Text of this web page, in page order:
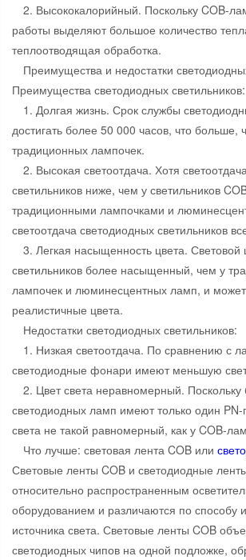
2. Высококалорийный. Поскольку COB-
работы выделяют большое количество
теплоотводящая обработка.
Преимущества и недостатки
Преимущества светодиодных светильников:
1. Долгая жизнь. Срок службы
достигать более 50 000 часов, что больше,
традиционных лампочек.
2. Высокая светоотдача. Хотя
светильников ниже, чем у светильников
традиционными лампочками и
светоотдача светодиодных светильников
3. Легкая насыщенность цвета. Световой
светильников более насыщенный, чем у
лампочек и люминесцентных ламп, и
реалистичные цвета.
Недостатки светодиодных светильников:
1. Низкая светоотдача. По сравнению с
светодиодные фонари имеют меньшую
2. Цвет света неравномерный. Поскольку
светодиодных ламп имеют только один PN-
света не такой равномерный, как у COB-
Что лучше: световая лента COB или
Световые ленты COB и светодиодные
относительно распространенным
оборудованием и различаются по способу
источника света. Световые ленты COB
светодиодных чипов на одной подложке,